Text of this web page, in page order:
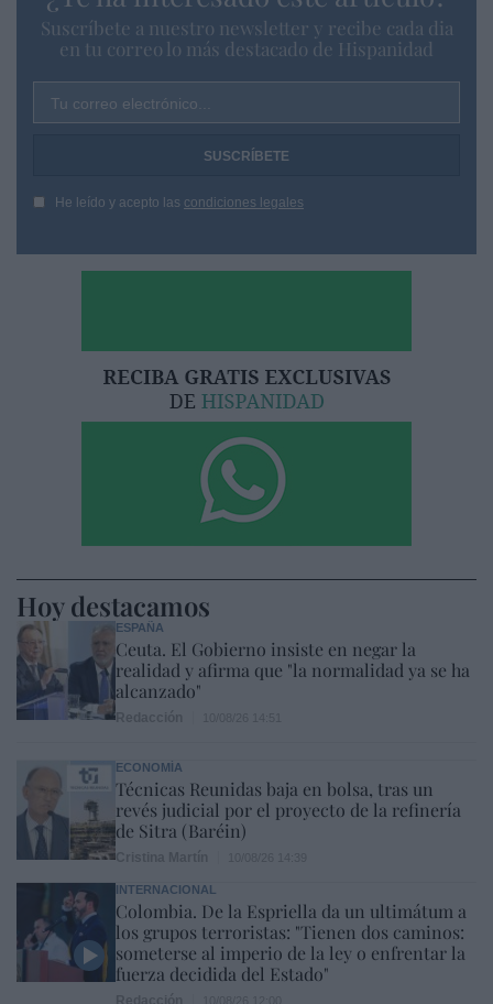
Suscríbete a nuestro newsletter y recibe cada dia
en tu correo lo más destacado de Hispanidad
Tu correo electrónico...
He leído y acepto las condiciones legales
Hoy destacamos
ESPAÑA
Ceuta. El Gobierno insiste en negar la
realidad y afirma que "la normalidad ya se ha
alcanzado"
ECONOMÍA
Técnicas Reunidas baja en bolsa, tras un
revés judicial por el proyecto de la refinería
de Sitra (Baréin)
INTERNACIONAL
Colombia. De la Espriella da un ultimátum a
los grupos terroristas: "Tienen dos caminos:
someterse al imperio de la ley o enfrentar la
fuerza decidida del Estado"